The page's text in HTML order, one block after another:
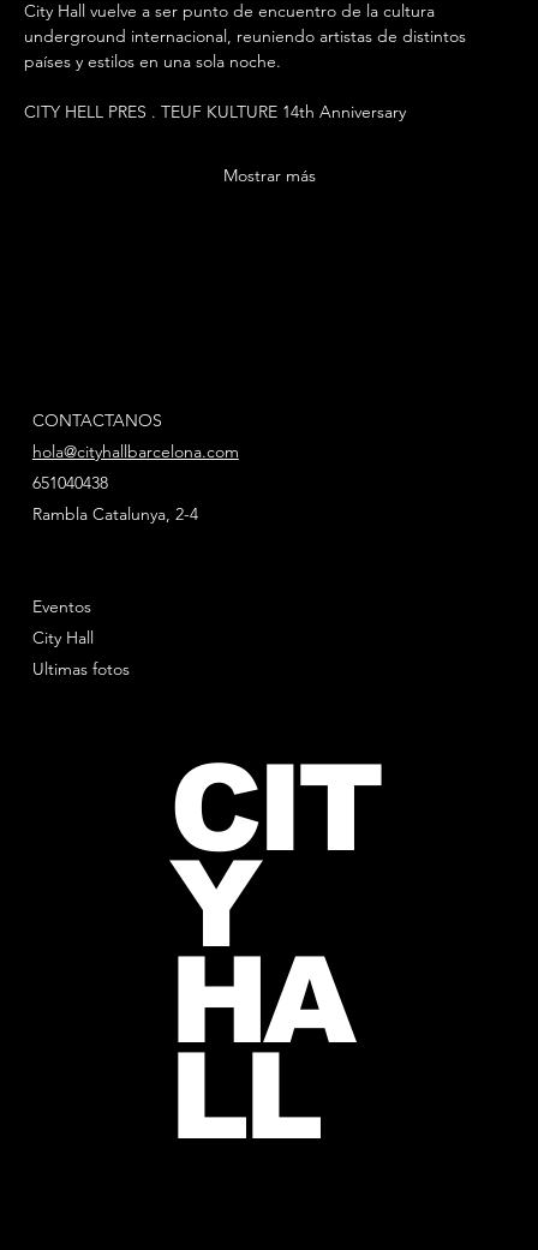
City Hall vuelve a ser punto de encuentro de la cultura
underground internacional, reuniendo artistas de distintos
países y estilos en una sola noche.
CITY HELL PRES . TEUF KULTURE 14th Anniversary
Mostrar más
Eventos
City Hall
Ultimas fotos
CIT
Y
HA
LL
CONTACTANOS
hola@cityhallbarcelona.com
651040438
Rambla Catalunya, 2-4